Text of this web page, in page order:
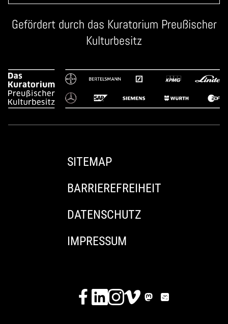
Gefördert durch das Kuratorium Preußischer
Kulturbesitz
SITEMAP
BARRIEREFREIHEIT
DATENSCHUTZ
IMPRESSUM